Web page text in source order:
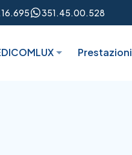
351.45.00.528
Prestazioni